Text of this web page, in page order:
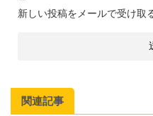
新しい投稿をメールで受け取
関連記事